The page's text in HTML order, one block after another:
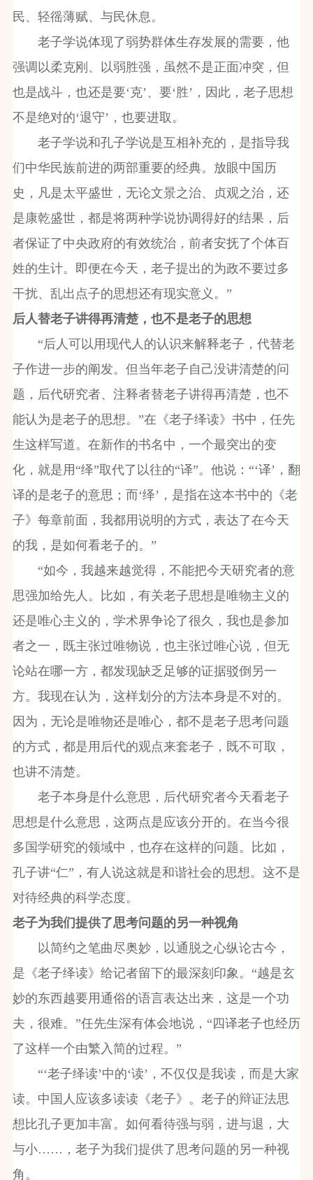
民、轻徭薄赋、与民休息。
老子学说体现了弱势群体生存发展的需要，他
强调以柔克刚、以弱胜强，虽然不是正面冲突，但
也是战斗，也还是要‘克’、要‘胜’，因此，老子思想
不是绝对的‘退守’，也要进取。
老子学说和孔子学说是互相补充的，是指导我
们中华民族前进的两部重要的经典。放眼中国历
史，凡是太平盛世，无论文景之治、贞观之治，还
是康乾盛世，都是将两种学说协调得好的结果，后
者保证了中央政府的有效统治，前者安抚了个体百
姓的生计。即便在今天，老子提出的为政不要过多
干扰、乱出点子的思想还有现实意义。”
后人替老子讲得再清楚，也不是老子的思想
“后人可以用现代人的认识来解释老子，代替老
子作进一步的阐发。但当年老子自己没讲清楚的问
题，后代研究者、注释者替老子讲得再清楚，也不
能认为是老子的思想。”在《老子绎读》书中，任先
生这样写道。在新作的书名中，一个最突出的变
化，就是用“绎”取代了以往的“译”。他说：“‘译’，翻
译的是老子的意思；而‘绎’，是指在这本书中的《老
子》每章前面，我都用说明的方式，表达了在今天
的我，是如何看老子的。”
“如今，我越来越觉得，不能把今天研究者的意
思强加给先人。比如，有关老子思想是唯物主义的
还是唯心主义的，学术界争论了很久，我也是参加
者之一，既主张过唯物说，也主张过唯心说，但无
论站在哪一方，都发现缺乏足够的证据驳倒另一
方。我现在认为，这样划分的方法本身是不对的。
因为，无论是唯物还是唯心，都不是老子思考问题
的方式，都是用后代的观点来套老子，既不可取，
也讲不清楚。
老子本身是什么意思，后代研究者今天看老子
思想是什么意思，这两点是应该分开的。在当今很
多国学研究的领域中，也存在这样的问题。比如，
孔子讲“仁”，有人说这就是和谐社会的思想。这不是
对待经典的科学态度。
老子为我们提供了思考问题的另一种视角
以简约之笔曲尽奥妙，以通脱之心纵论古今，
是《老子绎读》给记者留下的最深刻印象。“越是玄
妙的东西越要用通俗的语言表达出来，这是一个功
夫，很难。”任先生深有体会地说，“四译老子也经历
了这样一个由繁入简的过程。”
“‘老子绎读’中的‘读’，不仅仅是我读，而是大家
读。中国人应该多读读《老子》。老子的辩证法思
想比孔子更加丰富。如何看待强与弱，进与退，大
与小……，老子为我们提供了思考问题的另一种视
角。